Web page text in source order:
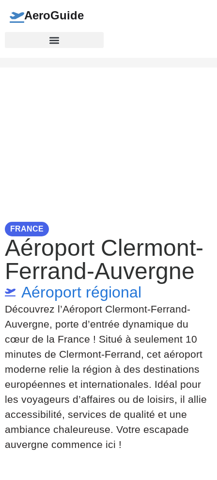
AeroGuide
FRANCE
Aéroport Clermont-
Ferrand-Auvergne
Aéroport régional
Découvrez l’Aéroport Clermont-Ferrand-
Auvergne, porte d’entrée dynamique du
cœur de la France ! Situé à seulement 10
minutes de Clermont-Ferrand, cet aéroport
moderne relie la région à des destinations
européennes et internationales. Idéal pour
les voyageurs d’affaires ou de loisirs, il allie
accessibilité, services de qualité et une
ambiance chaleureuse. Votre escapade
auvergne commence ici !